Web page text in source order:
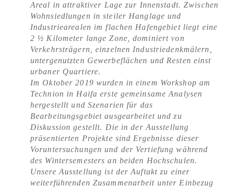
Areal in attraktiver Lage zur Innenstadt. Zwischen
Wohnsiedlungen in steiler Hanglage und
Industriearealen im flachen Hafengebiet liegt eine
2 ½ Kilometer lange Zone, dominiert von
Verkehrsträgern, einzelnen Industriedenkmälern,
untergenutzten Gewerbeflächen und Resten einst
urbaner Quartiere.
Im Oktober 2019 wurden in einem Workshop am
Technion in Haifa erste gemeinsame Analysen
hergestellt und Szenarien für das
Bearbeitungsgebiet ausgearbeitet und zu
Diskussion gestellt. Die in der Ausstellung
präsentierten Projekte sind Ergebnisse dieser
Voruntersuchungen und der Vertiefung während
des Wintersemesters an beiden Hochschulen.
Unsere Ausstellung ist der Auftakt zu einer
weiterführenden Zusammenarbeit unter Einbezug